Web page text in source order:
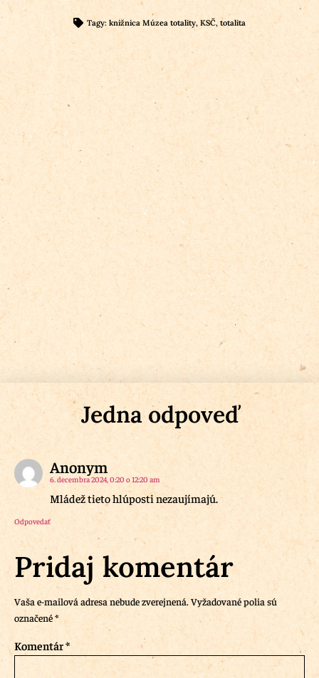
Tagy: knižnica Múzea totality, KSČ, totalita
Jedna odpoveď
Anonym
6. decembra 2024, 0:20 o 12:20 am
Mládež tieto hlúposti nezaujímajú.
Odpovedať
Pridaj komentár
Vaša e-mailová adresa nebude zverejnená. Vyžadované polia sú
označené*
Komentár*